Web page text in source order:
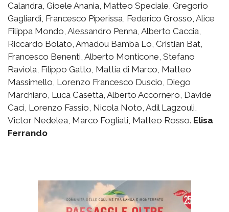
Calandra, Gioele Anania, Matteo Speciale, Gregorio
Gagliardi, Francesco Piperissa, Federico Grosso, Alice
Filippa Mondo, Alessandro Penna, Alberto Caccia,
Riccardo Bolato, Amadou Bamba Lo, Cristian Bat,
Francesco Benenti, Alberto Monticone, Stefano
Raviola, Filippo Gatto, Mattia di Marco, Matteo
Massimello, Lorenzo Francesco Duscio, Diego
Marchiaro, Luca Casetta, Alberto Accornero, Davide
Caci, Lorenzo Fassio, Nicola Noto, Adil Lagzouli,
Victor Nedelea, Marco Fogliati, Matteo Rosso. Elisa
Ferrando